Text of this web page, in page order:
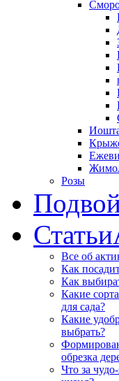
Розы
Статьи
Все об
Как
Как
Какие
для сада?
Какие
выбрать?
обрезка
Что за